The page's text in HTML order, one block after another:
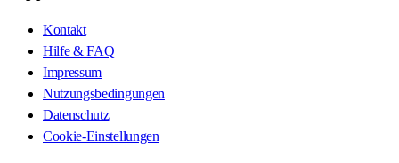
Kontakt
Hilfe & FAQ
Impressum
Nutzungsbedingungen
Datenschutz
Cookie-Einstellungen